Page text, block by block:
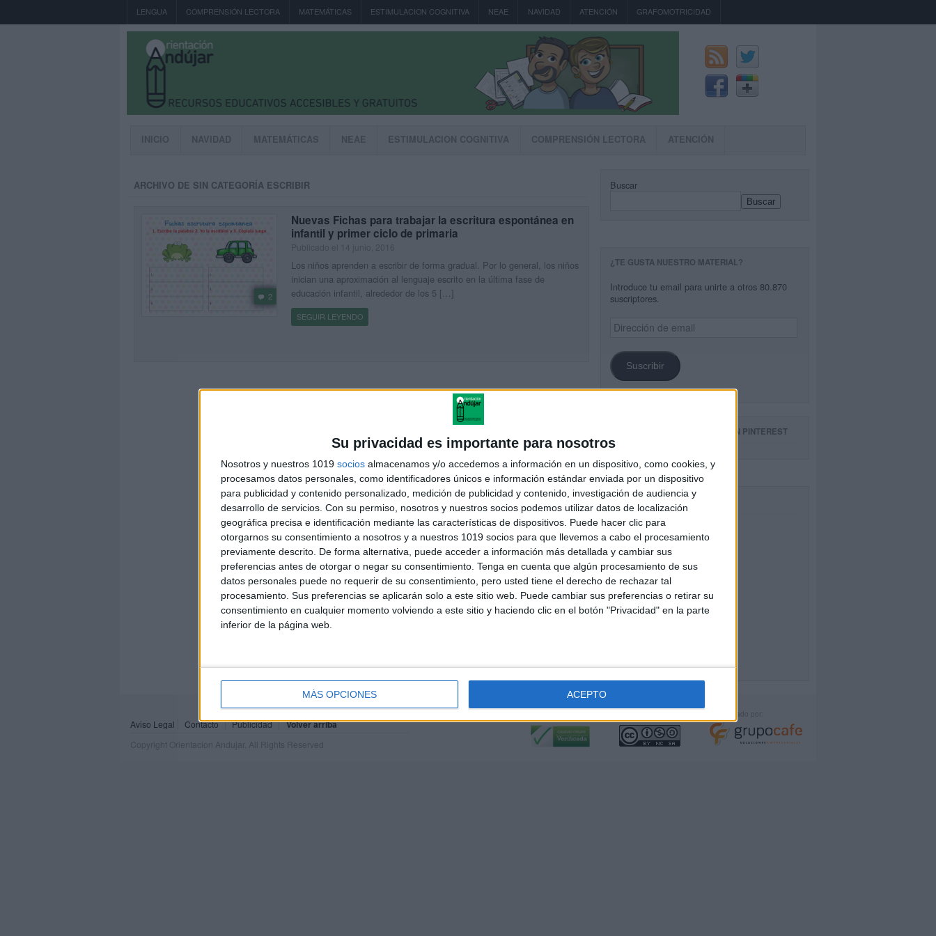
Su privacidad es importante para nosotros
Nosotros y nuestros 1019 socios almacenamos y/o accedemos a información en un dispositivo, como cookies, y
procesamos datos personales, como identificadores únicos e información estándar enviada por un dispositivo
para publicidad y contenido personalizado, medición de publicidad y contenido, investigación de audiencia y
desarrollo de servicios. Con su permiso, nosotros y nuestros socios podemos utilizar datos de localización
geográfica precisa e identificación mediante las características de dispositivos. Puede hacer clic para
otorgarnos su consentimiento a nosotros y a nuestros 1019 socios para que llevemos a cabo el procesamiento
previamente descrito. De forma alternativa, puede acceder a información más detallada y cambiar sus
preferencias antes de otorgar o negar su consentimiento. Tenga en cuenta que algún procesamiento de sus
datos personales puede no requerir de su consentimiento, pero usted tiene el derecho de rechazar tal
procesamiento. Sus preferencias se aplicarán solo a este sitio web. Puede cambiar sus preferencias o retirar su
consentimiento en cualquier momento volviendo a este sitio y haciendo clic en el botón "Privacidad" en la parte
inferior de la página web.
MÁS OPCIONES ACEPTO
LENGUA COMPRENSIÓN LECTORA MATEMÁTICAS ESTIMULACION COGNITIVA NEAE NAVIDAD ATENCIÓN GRAFOMOTRICIDAD
INICIO NAVIDAD MATEMÁTICAS NEAE ESTIMULACION COGNITIVA COMPRENSIÓN LECTORA ATENCIÓN
ARCHIVO DE SIN CATEGORÍA ESCRIBIR
2
Nuevas Fichas para trabajar la escritura espontánea en
infantil y primer ciclo de primaria
Los niños aprenden a escribir de forma gradual. Por lo general, los niños
inician una aproximación al lenguaje escrito en la última fase de
educación infantil, alrededor de los 5 […]
SEGUIR LEYENDO
Buscar
Buscar
¿TE GUSTA NUESTRO MATERIAL?
Introduce tu email para unirte a otros 80.870
suscriptores.
Dirección
de
Suscribir
SIGUE NUESTROS TABLEROS EN PINTEREST
Aviso Legal Contacto Publicidad Volver arriba
Copyright Orientacion Andujar. All Rights Reserved